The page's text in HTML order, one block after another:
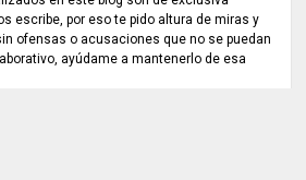
escribe, por eso te pido altura de miras y
ofensas o acusaciones que no se puedan
ayúdame a mantenerlo de esa